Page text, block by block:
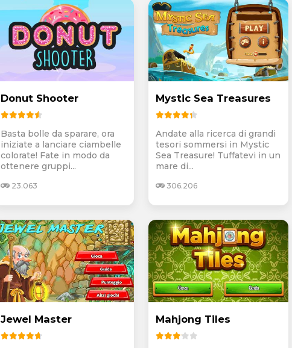
Donut Shooter
Basta bolle da sparare, ora
iniziate a lanciare ciambelle
colorate! Fate in modo da
ottenere gruppi...
23.063
Mystic Sea Treasures
Andate alla ricerca di grandi
tesori sommersi in Mystic
Sea Treasure! Tuffatevi in un
mare di...
306.206
Jewel Master Mahjong Tiles